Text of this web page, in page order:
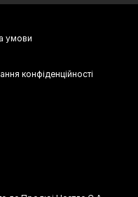
умови
конфіденційності